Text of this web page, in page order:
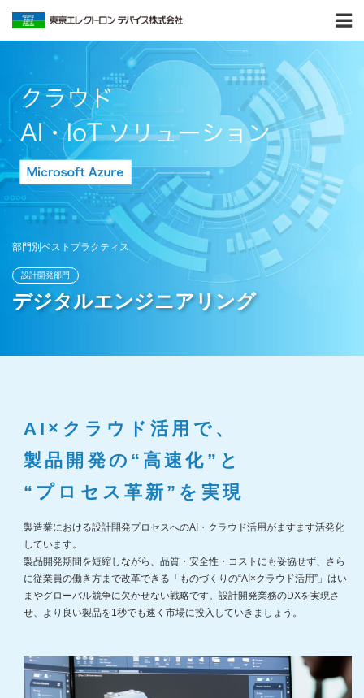
部門別ベストプラクティス
設計開発部門
デジタルエンジニアリング
AI×クラウド活用で、
製品開発の“高速化”と
“プロセス革新”を実現
製造業における設計開発プロセスへのAI・クラウド活用がますます活発化
しています。
製品開発期間を短縮しながら、品質・安全性・コストにも妥協せず、さら
に従業員の働き方まで改革できる「ものづくりの“AI×クラウド活用”」はい
まやグローバル競争に欠かせない戦略です。設計開発業務のDXを実現さ
せ、より良い製品を1秒でも速く市場に投入していきましょう。